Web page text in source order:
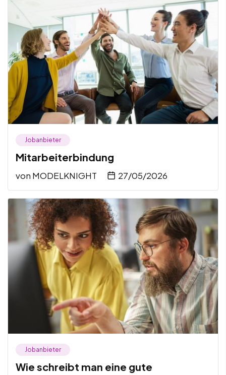
Jobanbieter
Mitarbeiterbindung
von MODELKNIGHT 27/05/2026
Jobanbieter
Wie schreibt man eine gute